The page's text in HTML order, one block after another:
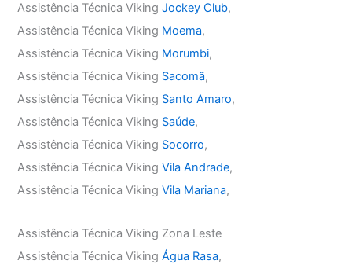
Assistência Técnica VikingJockey Club,
Assistência Técnica Viking Moema,
Assistência Técnica Viking Morumbi,
Assistência Técnica Viking Sacomã,
Assistência Técnica Viking Santo Amaro,
Assistência Técnica Viking Saúde,
Assistência Técnica Viking Socorro,
Assistência Técnica VikingVila Andrade,
Assistência Técnica VikingVila Mariana,
Assistência Técnica Viking Zona Leste
Assistência Técnica VikingÁgua Rasa,